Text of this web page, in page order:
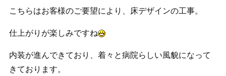
こちらはお客様のご要望により、床デザインの工事。
仕上がりが楽しみですね
内装が進んできており、着々と病院らしい風貌になって
きております。